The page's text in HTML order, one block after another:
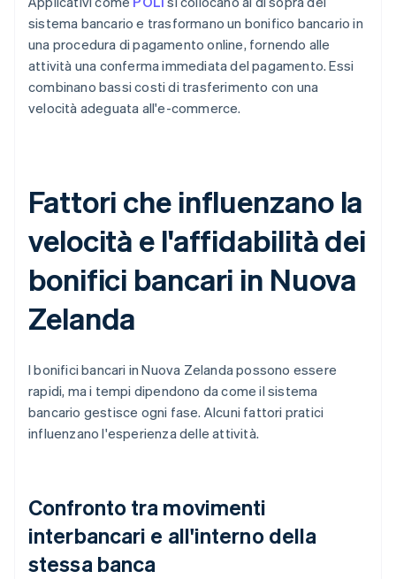
sistema bancario e trasformano un bonifico bancario in
una procedura di pagamento online, fornendo alle
attività una conferma immediata del pagamento. Essi
combinano bassi costi di trasferimento con una
velocità adeguata all'e-commerce.
Fattori che influenzano la
velocità e l'affidabilità dei
bonifici bancari in Nuova
Zelanda
I bonifici bancari in Nuova Zelanda possono essere
rapidi, ma i tempi dipendono da come il sistema
bancario gestisce ogni fase. Alcuni fattori pratici
influenzano l'esperienza delle attività.
Confronto tra movimenti
interbancari e all'interno della
stessa banca